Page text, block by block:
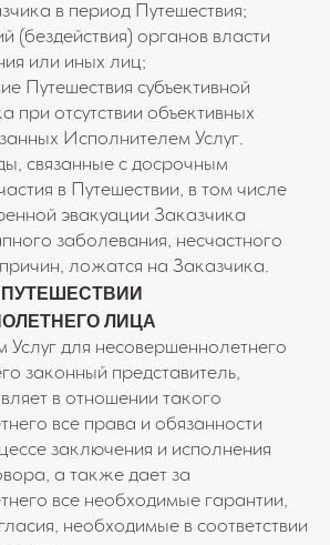
в период Путешествия;
(бездействия) органов власти
или иных лиц;
Путешествия субъективной
при отсутствии объективных
Исполнителем Услуг.
связанные с досрочным
в Путешествии, в том числе
эвакуации Заказчика
заболевания, несчастного
ложатся на Заказчика.
ЛИЦА
для несовершеннолетнего
законный представитель,
в отношении такого
все права и обязанности
заключения и исполнения
а также дает за
все необходимые гарантии,
необходимые в соответствии